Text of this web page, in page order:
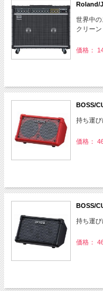
Roland/
世界中
クリーン
価格：
BOSS/
持ち運
価格：
BOSS/
持ち運
価格：